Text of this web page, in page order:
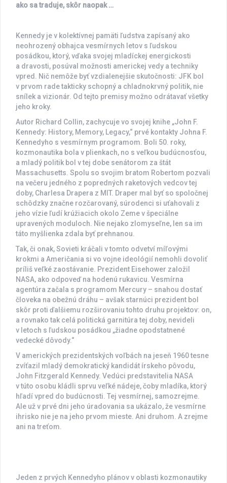
ako sa traduje, skôr naopak …
Kennedy je v kolektívnej pamäti ľudstva zapísaný ako
neohrozený obhajca vesmírnych letov s ľudskou
posádkou, ktorý, vďaka svojej mladíckej energickosti
a dravosti, posúval možnosti americkej vedy a techniky
vpred. Nič nemôže byť vzdialenejšie skutočnosti: JFK bol
v prvom rade takticky schopný a chladnokrvný politik, nie
snílek a vizionár. Od tejto premisy možno odrátavať všetky
jeho kroky.
Autor Richard Collin, zachycuje vo svojej knihe „John F.
Kennedy: History, Memory, Legacy,“ prvé kontakty Johna F.
Kennedyho s vesmírnym programom. Boli 50. roky,
kozmonautika bola v plienkach, no s veľkou budúcnosťou,
a mladý politik bol v tej dobe senátorom za štát
Massachusetts. Spolu so svojim bratom Robertom pozvali
na večeru jedného z popredných raketových vedcov tej
doby, Charlesa Drapera z MIT. Draper mal byť so spoločnej
schôdzky značne rozčarovaný, súrodenci si uťahovali z
jeho vízie ľudí krúžiacich okolo Zeme v špeciálne
upravených moduloch. Nie nejako zlomyseľne, len sa im
táto myšlienka zdala byť prehnanou.
Tak, či onak, Sovieti kráčali v tomto odvetví míľovými
krokmi a Američania si vo vojne ideológií nemohli dovoliť
príliš veľké zaostávanie. Prezident Eisehower založil
NASA, ako odpoveď na hodenú rukavicu. Vesmírna
agentúra začala s programom Mercury – snahou dostať
človeka na obežnú dráhu – avšak starnúci prezident bol
skôr proti ďalšiemu rozširovaniu tohto druhu projektov: on,
a rovnako tak celá politická garnitúra tej doby, nevideli
v letoch s ľudskou posádkou „žiadne opodstatnené
vedecké dôvody.“
V amerických prezidentských voľbách na jeseň 1960 tesne
zvíťazil mladý demokratický kandidát írskeho pôvodu,
John Fitzgerald Kennedy. Vedúci predstavitelia NASA
v túto osobu kládli sprvu veľké nádeje, čoby mladíka, ktorý
hľadí vpred do budúcnosti. Tej vesmírnej, samozrejme.
Ale už v prvé dni jeho úradovania sa ukázalo, že vesmírne
ihrisko nie je na jeho prvom mieste. Ani druhom. A zrejme
ani na treťom.
Jeden z prvých Kennedyho plánov v oblasti kozmonautiky